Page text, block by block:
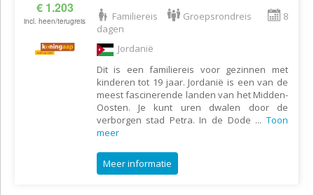
€ 1.203
incl. heen/terugreis Familiereis Groepsrondreis
8
dagen
Jordanië
Dit is een familiereis voor gezinnen met
kinderen tot 19 jaar. Jordanië is een van de
meest fascinerende landen van het Midden-
Oosten. Je kunt uren dwalen door de
verborgen stad Petra. In de Dode ... Toon
meer
Meer informatie